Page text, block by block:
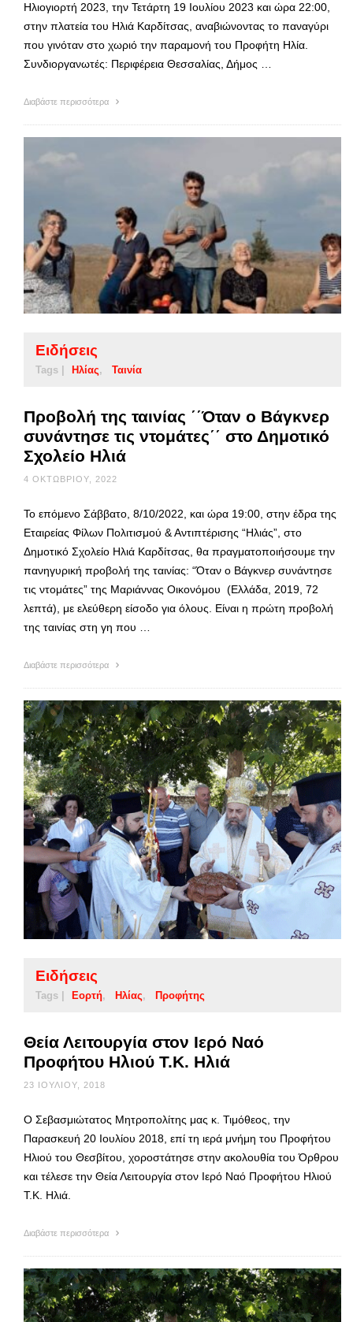
Ηλιογιορτή 2023, την Τετάρτη 19 Ιουλίου 2023 και ώρα 22:00,
στην πλατεία του Ηλιά Καρδίτσας, αναβιώνοντας το παναγύρι
που γινόταν στο χωριό την παραμονή του Προφήτη Ηλία.
Συνδιοργανωτές: Περιφέρεια Θεσσαλίας, Δήμος …
Διαβάστε περισσότερα
Ειδήσεις
Tags | Ηλίας Ταινία
Προβολή της ταινίας ΄΄Όταν ο Βάγκνερ
συνάντησε τις ντομάτες΄΄ στο Δημοτικό
Σχολείο Ηλιά
4 ΟΚΤΩΒΡΊΟΥ, 2022
Το επόμενο Σάββατο, 8/10/2022, και ώρα 19:00, στην έδρα της
Εταιρείας Φίλων Πολιτισμού & Αντιπτέρισης “Ηλιάς”, στο
Δημοτικό Σχολείο Ηλιά Καρδίτσας, θα πραγματοποιήσουμε την
πανηγυρική προβολή της ταινίας: “Όταν ο Βάγκνερ συνάντησε
τις ντομάτες” της Μαριάννας Οικονόμου (Ελλάδα, 2019, 72
λεπτά), με ελεύθερη είσοδο για όλους. Είναι η πρώτη προβολή
της ταινίας στη γη που …
Διαβάστε περισσότερα
Ειδήσεις
Tags | Εορτή Ηλίας Προφήτης
Θεία Λειτουργία στον Ιερό Ναό
Προφήτου Ηλιού Τ.Κ. Ηλιά
23 ΙΟΥΛΊΟΥ, 2018
Ο Σεβασμιώτατος Μητροπολίτης μας κ. Τιμόθεος, την
Παρασκευή 20 Ιουλίου 2018, επί τη ιερά μνήμη του Προφήτου
Ηλιού του Θεσβίτου, χοροστάτησε στην ακολουθία του Όρθρου
και τέλεσε την Θεία Λειτουργία στον Ιερό Ναό Προφήτου Ηλιού
Τ.Κ. Ηλιά.
Διαβάστε περισσότερα